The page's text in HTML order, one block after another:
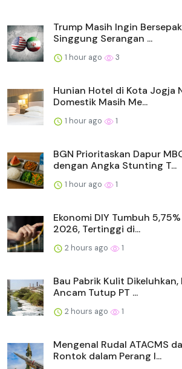
Trump Masih Ingin
Singgung Serangan ...
1 hour ago 3
Hunian Hotel di Kota Jogja
Domestik Masih Me...
1 hour ago 1
BGN Prioritaskan Dapur
dengan Angka Stunting T...
1 hour ago 1
Ekonomi DIY Tumbuh
2026, Tertinggi di...
2 hours ago 1
Bau Pabrik Kulit Dikeluhkan,
Ancam Tutup PT ...
2 hours ago 1
Mengenal Rudal ATACMS
Rontok dalam Perang I...